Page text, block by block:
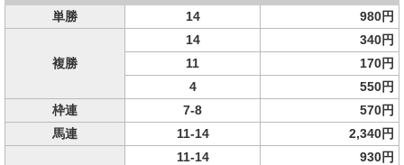
単勝 14 980円
複勝
14
340円
11
170円
4
550円
枠連
7-8
570円
馬連
11-14 2,340円
11-14
930円